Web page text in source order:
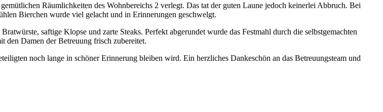
Räumlichkeiten des Wohnbereichs 2 verlegt. Das tat der guten Laune jedoch keinerlei Abbruch. Bei
Bierchen wurde viel gelacht und in Erinnerungen geschwelgt.
saftige Klopse und zarte Steaks. Perfekt abgerundet wurde das Festmahl durch die selbstgemachten
den Damen der Betreuung frisch zubereitet.
noch lange in schöner Erinnerung bleiben wird. Ein herzliches Dankeschön an das Betreuungsteam und